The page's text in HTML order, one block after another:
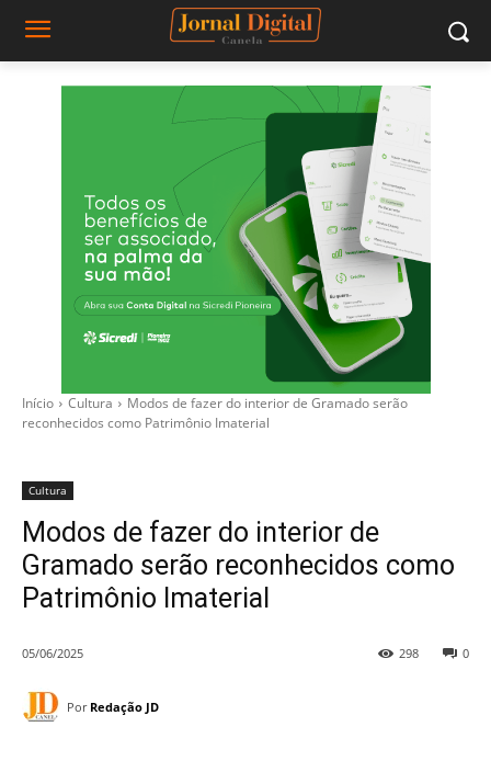
Início Cultura
Modos de fazer do interior de Gramado serão
reconhecidos como Patrimônio Imaterial
Cultura
Modos de fazer do interior de
Gramado serão reconhecidos como
Patrimônio Imaterial
05/06/2025 0
298
Por Redação JD